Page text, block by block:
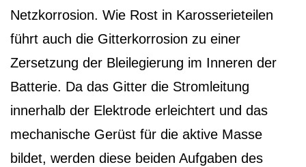
Netzkorrosion. Wie Rost in Karosserieteilen
führt auch die Gitterkorrosion zu einer
Zersetzung der Bleilegierung im Inneren der
Batterie. Da das Gitter die Stromleitung
innerhalb der Elektrode erleichtert und das
mechanische Gerüst für die aktive Masse
bildet, werden diese beiden Aufgaben des